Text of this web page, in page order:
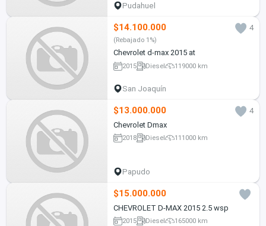
Pudahuel
$14.100.000 4
(Rebajado 1%)
Chevrolet d-max 2015 at
2015 Diesel 119000 km
San Joaquín
$13.000.000
4
Chevrolet Dmax
2018 Diesel 111000 km
Papudo
$15.000.000
CHEVROLET D-MAX 2015 2.5 wsp
2015 Diesel 165000 km